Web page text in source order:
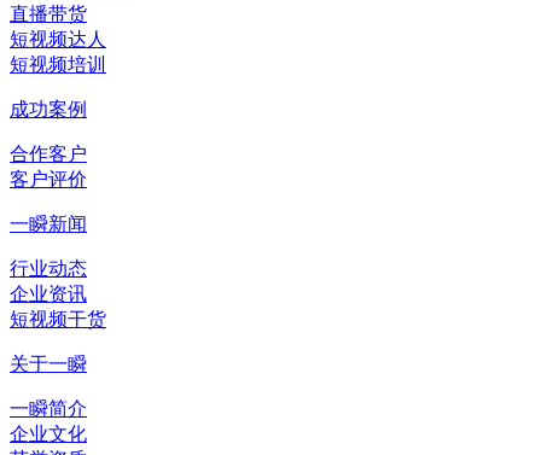
直播带货
短视频达人
短视频培训
成功案例
合作客户
客户评价
一瞬新闻
行业动态
企业资讯
短视频干货
关于一瞬
一瞬简介
企业文化